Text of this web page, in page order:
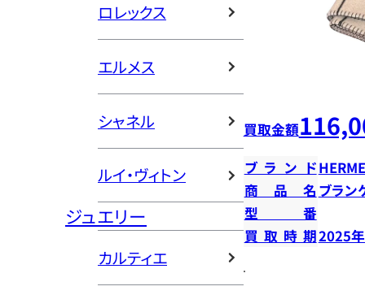
ロレックス
エルメス
シャネル
ルイ・ヴィトン
ジュエリー
カルティエ
買取金額
ブランド
商品名 ブラン
型番
買取時期2025